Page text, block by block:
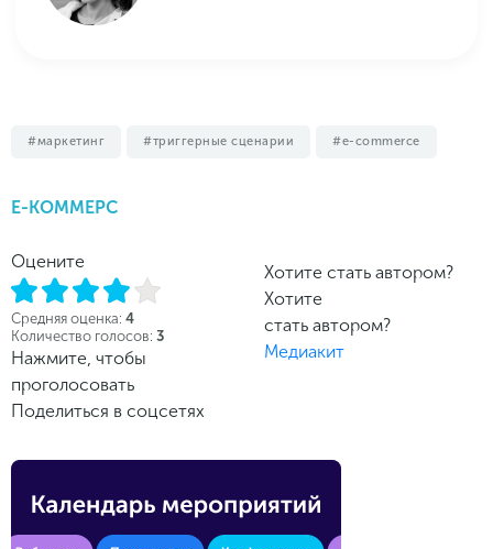
маркетинг триггерные сценарии e-commerce
Е-КОММЕРС
Оцените
Средняя оценка: 4
Количество голосов: 3
Нажмите, чтобы
проголосовать
Поделиться в соцсетях
Хотите стать автором?
Хотите
стать автором?
Медиакит